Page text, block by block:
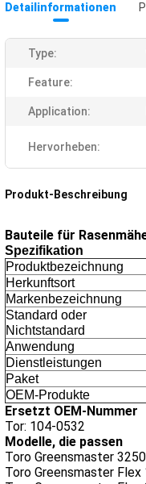
Detailinformationen
Type:
Feature:
Application:
Hervorheben:
Produkt-Beschreibung
Bauteile für
Spezifikation
Produktbezeichnung
Herkunftsort
Markenbezeichnung
Standard oder
Nichtstandard
Anwendung
Dienstleistungen
Paket
OEM-Produkte
Ersetzt OEM-Nummer
Tor: 104-0532
Modelle, die passen
Toro Greensmaster
Toro Greensmaster Flex